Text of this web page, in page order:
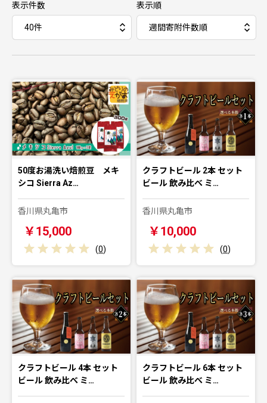
表示件数 表示順
50度お湯洗い焙煎豆 メキ
シコ Sierra Az…
香川県丸亀市
￥15,000
(0)
クラフトビール 2本 セット
ビール 飲み比べ ミ…
香川県丸亀市
￥10,000
(0)
クラフトビール 4本 セット
ビール 飲み比べ ミ…
クラフトビール 6本 セット
ビール 飲み比べ ミ…